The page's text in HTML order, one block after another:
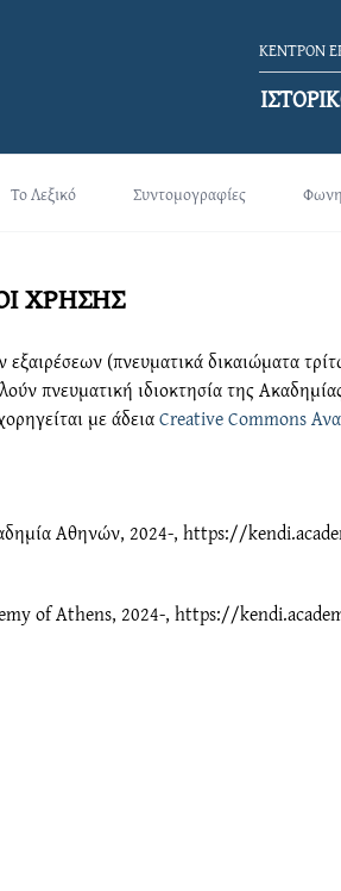
ΚΕΝΤΡΟΝ
Το Λεξικό Συντομογραφίες
ΧΡΗΣΗΣ
(πνευματικά δικαιώματα
πνευματική ιδιοκτησία της
με άδειαCreative Commons
Αθηνών, 2024-, https://
of Athens, 2024-, https://